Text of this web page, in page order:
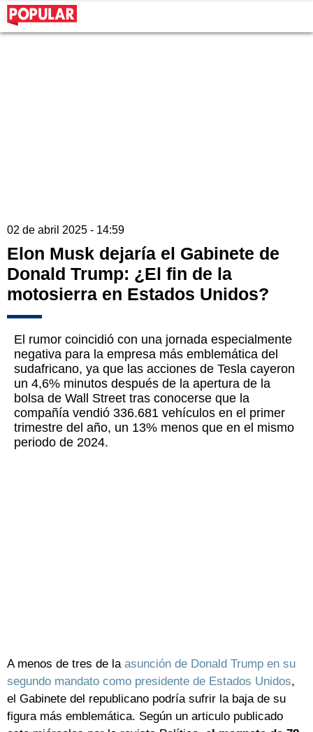
02 de abril 2025 - 14:59
Elon Musk dejaría el Gabinete de
Donald Trump: ¿El fin de la
motosierra en Estados Unidos?
El rumor coincidió con una jornada especialmente
negativa para la empresa más emblemática del
sudafricano, ya que las acciones de Tesla cayeron
un 4,6% minutos después de la apertura de la
bolsa de Wall Street tras conocerse que la
compañía vendió 336.681 vehículos en el primer
trimestre del año, un 13% menos que en el mismo
periodo de 2024.
A menos de tres de la asunción de Donald Trump en su
segundo mandato como presidente de Estados Unidos,
el Gabinete del republicano podría sufrir la baja de su
figura más emblemática. Según un articulo publicado